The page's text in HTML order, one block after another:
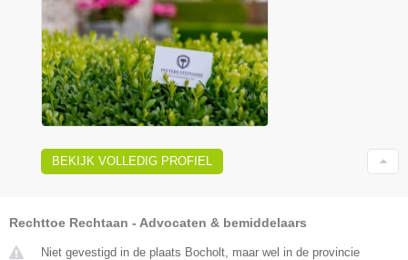
BEKIJK VOLLEDIG PROFIEL
Rechttoe Rechtaan - Advocaten & bemiddelaars
Niet gevestigd in de plaats Bocholt, maar wel in de provincie